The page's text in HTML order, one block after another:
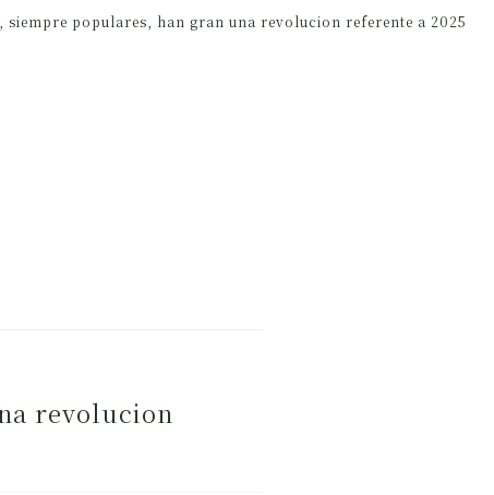
siempre populares, han gran una revolucion referente a 2025
revolucion